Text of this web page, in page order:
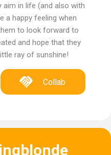
aim in life (and also with
a happy feeling when
to look forward to
and hope that they
ray of sunshine!
Collab